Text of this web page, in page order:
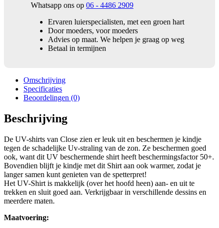
Whatsapp ons op 06 - 4486 2909
Ervaren luierspecialisten, met een groen hart
Door moeders, voor moeders
Advies op maat. We helpen je graag op weg
Betaal in termijnen
Omschrijving
Specificaties
Beoordelingen (0)
Beschrijving
De UV-shirts van Close zien er leuk uit en beschermen je kindje
tegen de schadelijke Uv-straling van de zon. Ze beschermen goed
ook, want dit UV beschermende shirt heeft beschermingsfactor 50+.
Bovendien blijft je kindje met dit Shirt aan ook warmer, zodat je
langer samen kunt genieten van de spetterpret!
Het UV-Shirt is makkelijk (over het hoofd heen) aan- en uit te
trekken en sluit goed aan. Verkrijgbaar in verschillende dessins en
meerdere maten.
Maatvoering: